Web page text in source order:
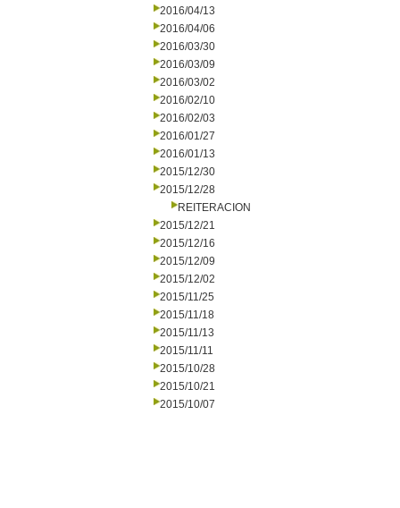
2016/04/13
2016/04/06
2016/03/30
2016/03/09
2016/03/02
2016/02/10
2016/02/03
2016/01/27
2016/01/13
2015/12/30
2015/12/28
REITERACION
2015/12/21
2015/12/16
2015/12/09
2015/12/02
2015/11/25
2015/11/18
2015/11/13
2015/11/11
2015/10/28
2015/10/21
2015/10/07